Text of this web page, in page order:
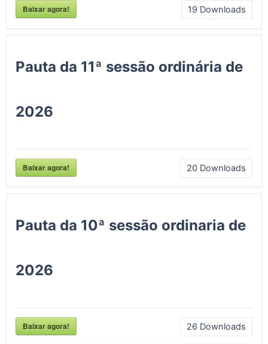
Baixar agora! 19 Downloads
Pauta da 11ª sessão ordinária de
2026
Baixar agora! 20 Downloads
Pauta da 10ª sessão ordinaria de
2026
Baixar agora! 26 Downloads